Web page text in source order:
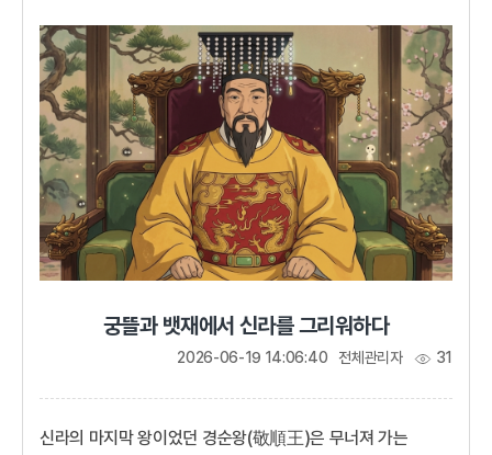
김씨의 나라인가무더위가 계속되는 가운데 철종(哲宗)은 더욱
가슴이 답답하였다. 어린 시절을 보낸 강화도의 모습만 날이
갈수록 눈에 선하였다. 강화의 시...
궁뜰과 뱃재에서 신라를 그리워하다
전체관리자 31
신라의 마지막 왕이었던 경순왕(敬順王)은 무너져 가는
2026-06-19 14:06:40